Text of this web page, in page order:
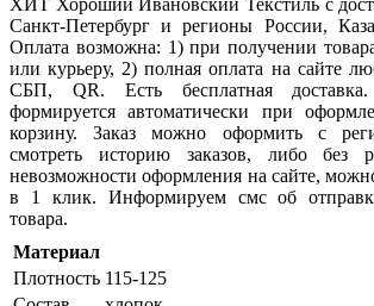
ХИТ Хороший Ивановский Текстиль с
Санкт-Петербург и регионы России,
Оплата возможна: 1) при получении
или курьеру, 2) полная оплата на сайте
СБП, QR. Есть бесплатная
формируется автоматически при
корзину. Заказ можно оформить с
смотреть историю заказов, либо без
невозможности оформления на сайте,
в 1 клик. Информируем смс об
товара.
Материал
Плотность 115-125